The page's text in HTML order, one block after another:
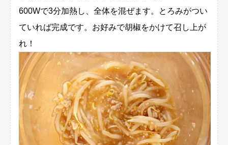
600Wで3分加熱し、全体を混ぜます。とろみがつい
ていれば完成です。お好みで胡椒をかけて召し上が
れ！